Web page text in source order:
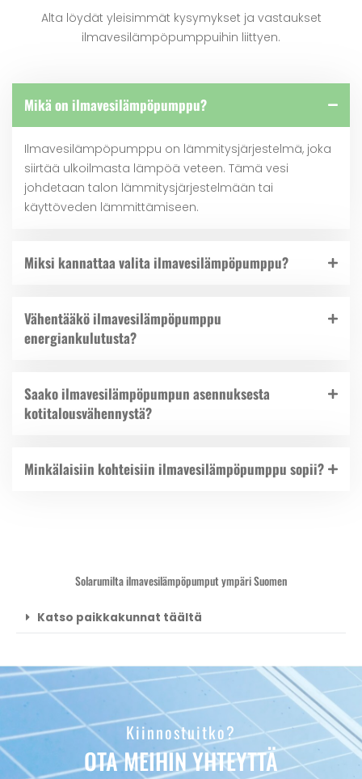
Alta löydät yleisimmät kysymykset ja vastaukset
ilmavesilämpöpumppuihin liittyen.
Mikä on ilmavesilämpöpumppu?
Ilmavesilämpöpumppu on lämmitysjärjestelmä, joka
siirtää ulkoilmasta lämpöä veteen. Tämä vesi
johdetaan talon lämmitysjärjestelmään tai
käyttöveden lämmittämiseen.
Miksi kannattaa valita ilmavesilämpöpumppu?
Vähentääkö ilmavesilämpöpumppu
energiankulutusta?
Saako ilmavesilämpöpumpun asennuksesta
kotitalousvähennystä?
Minkälaisiin kohteisiin ilmavesilämpöpumppu sopii?
Solarumilta ilmavesilämpöpumput ympäri Suomen
Katso paikkakunnat täältä
Kiinnostuitko?
OTA MEIHIN YHTEYTTÄ